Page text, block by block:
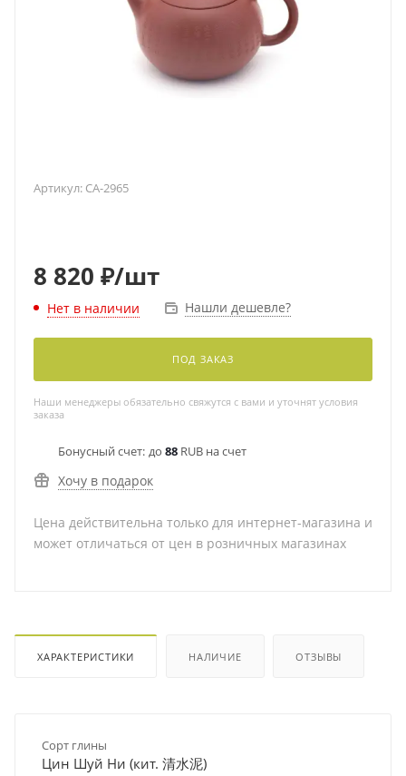
Артикул: CA-2965
8 820 ₽/шт
Нет в наличии Нашли дешевле?
ПОД ЗАКАЗ
Наши менеджеры обязательно свяжутся с вами и уточнят условия
заказа
Бонусный счет: до 88 RUB на счет
Хочу в подарок
Цена действительна только для интернет-магазина и
может отличаться от цен в розничных магазинах
ХАРАКТЕРИСТИКИ НАЛИЧИЕ ОТЗЫВЫ
Сорт глины
Цин Шуй Ни (кит. 清水泥)